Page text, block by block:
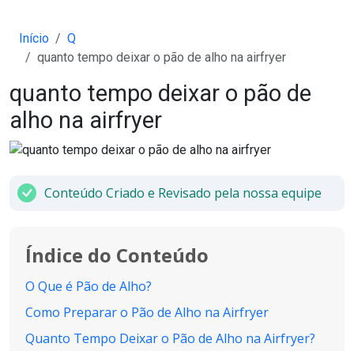
Início
Q
quanto tempo deixar o pão de alho na airfryer
quanto tempo deixar o pão de
alho na airfryer
Conteúdo Criado e Revisado pela nossa equipe
Índice do Conteúdo
O Que é Pão de Alho?
Como Preparar o Pão de Alho na Airfryer
Quanto Tempo Deixar o Pão de Alho na Airfryer?